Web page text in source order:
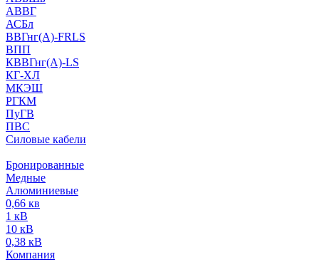
АВВГ
АСБл
ВВГнг(А)-FRLS
ВПП
КВВГнг(А)-LS
КГ-ХЛ
МКЭШ
РГКМ
ПуГВ
ПВС
Силовые кабели
Бронированные
Медные
Алюминиевые
0,66 кв
1 кВ
10 кВ
0,38 кВ
Компания